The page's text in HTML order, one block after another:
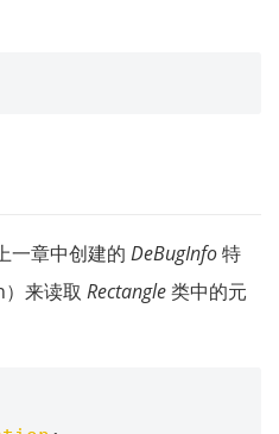
一章中创建的 DeBugInfo特
来读取 Rectangle类中的元